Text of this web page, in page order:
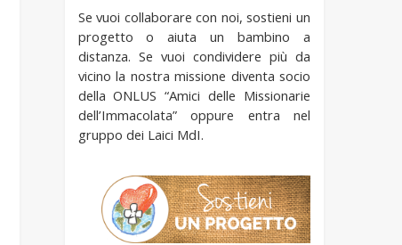
Se vuoi collaborare con noi, sostieni un
progetto o aiuta un bambino a
distanza. Se vuoi condividere più da
vicino la nostra missione diventa socio
della ONLUS “Amici delle Missionarie
dell’Immacolata” oppure entra nel
gruppo dei Laici MdI.